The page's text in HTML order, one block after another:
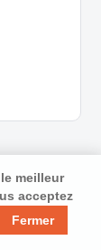
meilleur
acceptez
Fermer